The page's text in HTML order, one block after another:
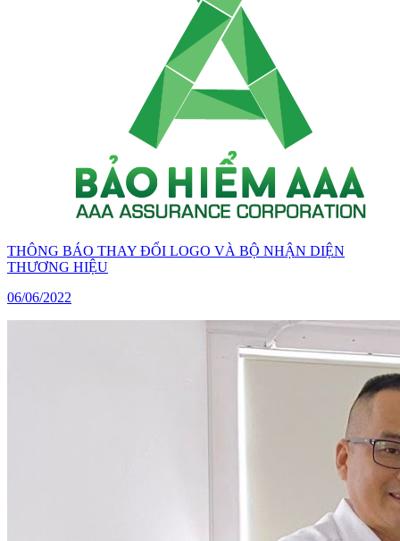
THÔNG BÁO THAY ĐỔI LOGO VÀ BỘ NHẬN DIỆN
THƯƠNG HIỆU
06/06/2022